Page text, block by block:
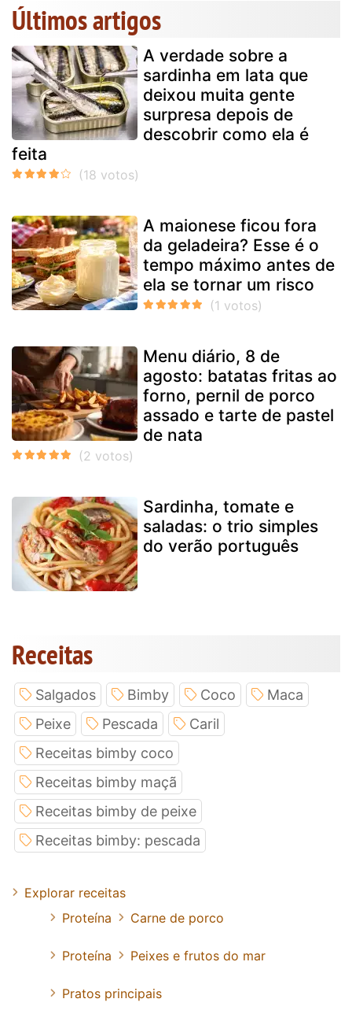
Últimos artigos
A verdade sobre a
sardinha em lata que
deixou muita gente
surpresa depois de
descobrir como ela é
feita
A maionese ficou fora
da geladeira? Esse é o
tempo máximo antes de
ela se tornar um risco
Menu diário, 8 de
agosto: batatas fritas ao
forno, pernil de porco
assado e tarte de pastel
de nata
Sardinha, tomate e
saladas: o trio simples
do verão português
Receitas
Salgados Bimby Coco
Maca
Peixe
Pescada
Caril
Receitas bimby coco
Receitas bimby maçã
Receitas bimby de peixe
Receitas bimby: pescada
Explorar receitas
Proteína
Carne de porco
Proteína Peixes e frutos do mar
Pratos principais